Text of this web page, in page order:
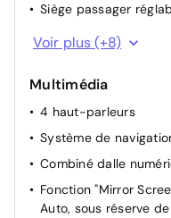
Siège passager
Siège conducteur
Siège conducteur
Lève-vitres AR
Allumage
Commutation
Miroir de courtoisie
Voir plus (+8)
Multimédia
4 haut-parleurs
Système de
Combiné dalle
Fonction "Mirror
Auto, sous réserve